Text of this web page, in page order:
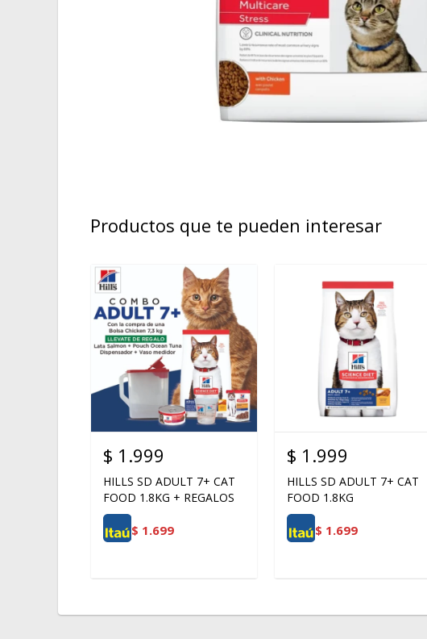
Productos que te pueden interesar
$ 1.999
HILLS SD ADULT 7+ CAT
FOOD 1.8KG + REGALOS
$ 1.699
$ 1.999
HILLS SD ADULT 7+ CAT
FOOD 1.8KG
$ 1.699